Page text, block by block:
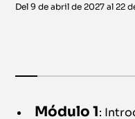
Del 9 de abril de 2027 al 22
Módulo 1: